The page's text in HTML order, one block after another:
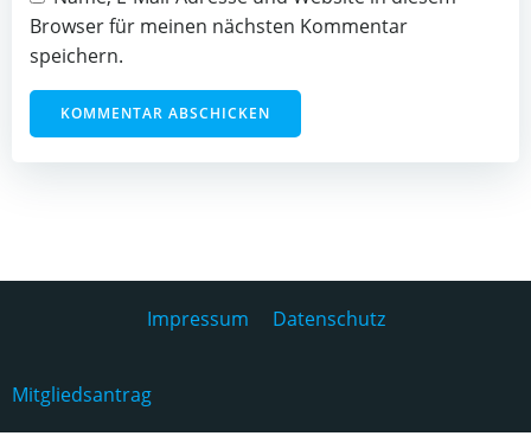
Browser für meinen nächsten Kommentar
speichern.
Impressum Datenschutz
Mitgliedsantrag